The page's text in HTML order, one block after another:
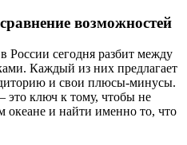
возможностей
сегодня разбит между
Каждый из них предлагает
и свои плюсы-минусы.
ключ к тому, чтобы не
океане и найти именно то, что